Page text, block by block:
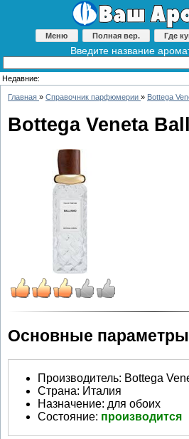
Меню Полная вер. Где
Введите название
Недавние:
Главная » Справочник парфюмерии » Bottega
Bottega Veneta
Основные
Производитель: Bottega
Страна: Италия
Назначение: для обоих
Состояние: производится